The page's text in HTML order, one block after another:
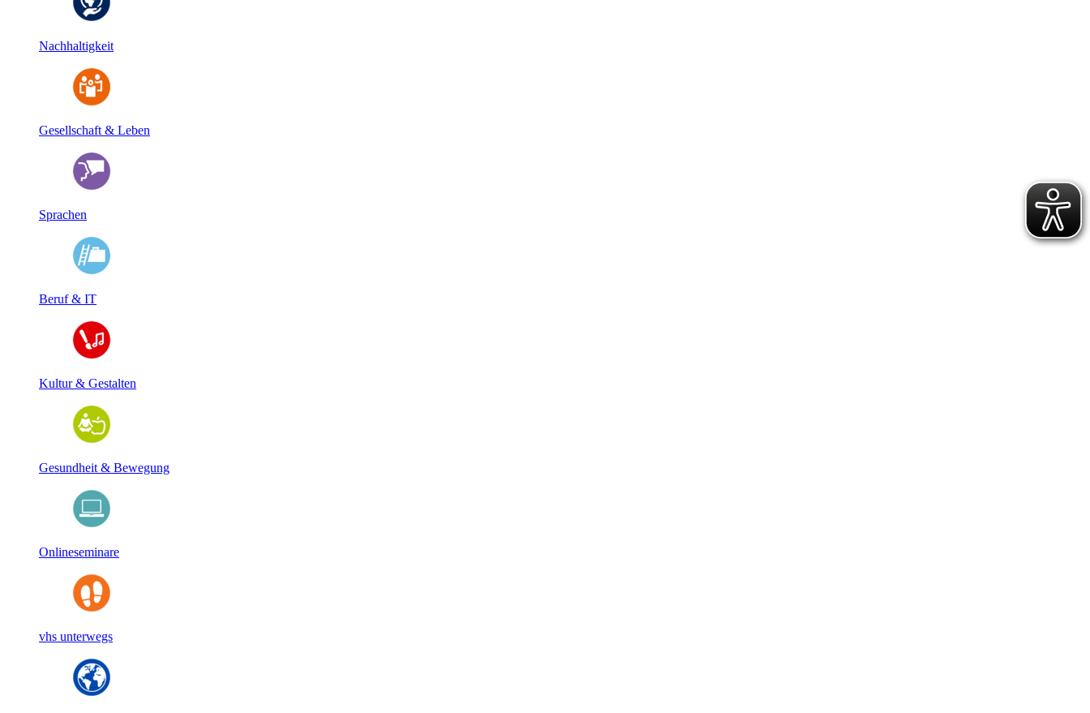
Nachhaltigkeit
Gesellschaft & Leben
Sprachen
Beruf & IT
Kultur & Gestalten
Gesundheit & Bewegung
Onlineseminare
vhs unterwegs